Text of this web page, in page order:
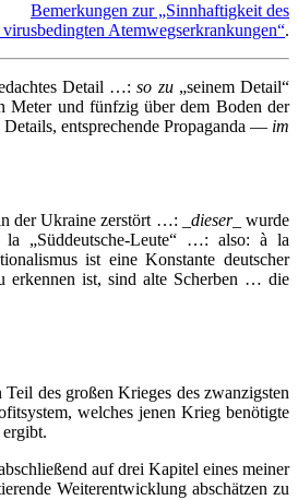
Bemerkungen zur „Sinnhaftigkeit des
Atemwegserkrankungen“.
Detail …:so zu„seinem Detail“
Meter und fünfzig über dem Boden der
entsprechende Propaganda — im
der Ukraine zerstört …: _ dieser_ wurde
la „Süddeutsche-Leute“ …: also: à la
ist eine Konstante deutscher
erkennen ist, sind alte Scherben … die
des großen Krieges des zwanzigsten
welches jenen Krieg benötigte
auf drei Kapitel eines meiner
Weiterentwicklung abschätzen zu